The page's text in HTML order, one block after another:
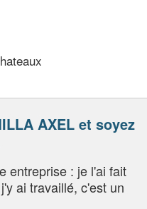
AXEL et soyez
entreprise : je l'ai fait
ai travaillé, c'est un